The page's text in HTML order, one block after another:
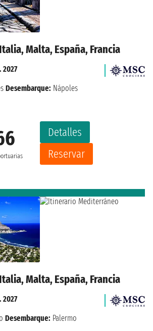
Malta, España, Francia
Detalles
Reservar
2027
Desembarque: Nápoles
Malta, España, Francia
2027
Desembarque: Palermo